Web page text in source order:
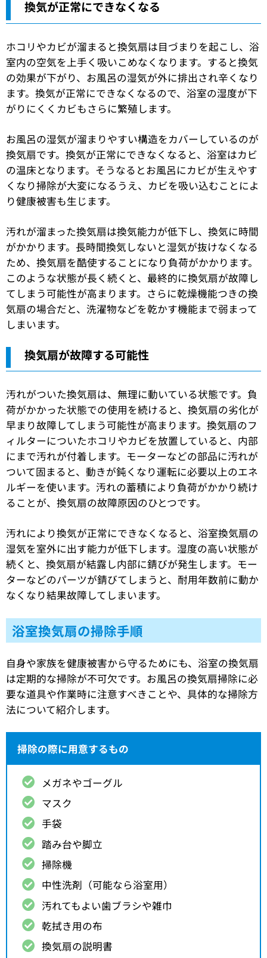
換気が正常にできなくなる
ホコリやカビが溜まると換気扇は目づまりを起こし、浴
室内の空気を上手く吸いこめなくなります。すると換気
の効果が下がり、お風呂の湿気が外に排出され辛くなり
ます。換気が正常にできなくなるので、浴室の湿度が下
がりにくくカビもさらに繁殖します。
お風呂の湿気が溜まりやすい構造をカバーしているのが
換気扇です。換気が正常にできなくなると、浴室はカビ
の温床となります。そうなるとお風呂にカビが生えやす
くなり掃除が大変になるうえ、カビを吸い込むことによ
り健康被害も生じます。
汚れが溜まった換気扇は換気能力が低下し、換気に時間
がかかります。長時間換気しないと湿気が抜けなくなる
ため、換気扇を酷使することになり負荷がかかります。
このような状態が長く続くと、最終的に換気扇が故障し
てしまう可能性が高まります。さらに乾燥機能つきの換
気扇の場合だと、洗濯物などを乾かす機能まで弱まって
しまいます。
換気扇が故障する可能性
汚れがついた換気扇は、無理に動いている状態です。負
荷がかかった状態での使用を続けると、換気扇の劣化が
早まり故障してしまう可能性が高まります。換気扇のフ
ィルターについたホコリやカビを放置していると、内部
にまで汚れが付着します。モーターなどの部品に汚れが
ついて固まると、動きが鈍くなり運転に必要以上のエネ
ルギーを使います。汚れの蓄積により負荷がかかり続け
ることが、換気扇の故障原因のひとつです。
汚れにより換気が正常にできなくなると、浴室換気扇の
湿気を室外に出す能力が低下します。湿度の高い状態が
続くと、換気扇が結露し内部に錆びが発生します。モー
ターなどのパーツが錆びてしまうと、耐用年数前に動か
なくなり結果故障してしまいます。
浴室換気扇の掃除手順
自身や家族を健康被害から守るためにも、浴室の換気扇
は定期的な掃除が不可欠です。お風呂の換気扇掃除に必
要な道具や作業時に注意すべきことや、具体的な掃除方
法について紹介します。
掃除の際に用意するもの
メガネやゴーグル
マスク
手袋
踏み台や脚立
掃除機
中性洗剤（可能なら浴室用）
汚れてもよい歯ブラシや雑巾
乾拭き用の布
換気扇の説明書